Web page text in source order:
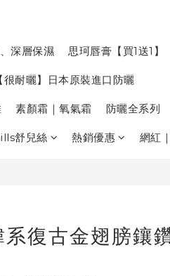
深層保濕 思珂唇膏【買1送1】
【很耐曬】日本原裝進口防曬
素顏霜｜氧氣霜 防曬全系列
舒兒絲 熱銷優惠 網紅
系復古金翅膀鑲